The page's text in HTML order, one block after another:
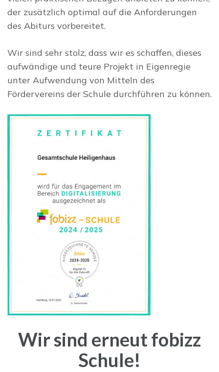
der zusätzlich optimal auf die Anforderungen
des Abiturs vorbereitet.
Wir sind sehr stolz, dass wir es schaffen, dieses
aufwändige und teure Projekt in Eigenregie
unter Aufwendung von Mitteln des
Fördervereins der Schule durchführen zu können.
Wir sind erneut fobizz
Schule!